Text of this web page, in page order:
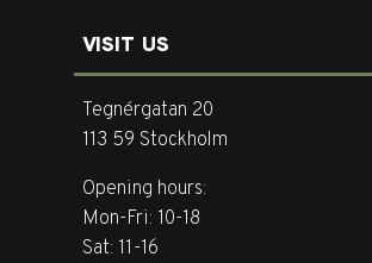
VISIT US
Tegnérgatan 20
113 59 Stockholm
Opening hours:
Mon-Fri: 10-18
Sat: 11-16